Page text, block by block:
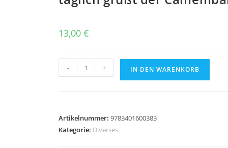
13,00€
Lotta-
Und
täglich
- + IN DEN WARENKORB
Artikelnummer:9783401600383
Kategorie: Diverses